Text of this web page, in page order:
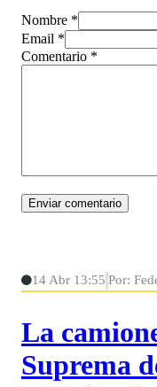
Nombre *
Email *
Comentario *
14 Abr 13:55 Por:
La
Suprema